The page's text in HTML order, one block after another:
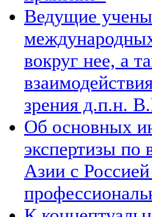
Ведущие
вокруг нее, а
зрения д.п.н.
Об основных
экспертизы по
Азии с